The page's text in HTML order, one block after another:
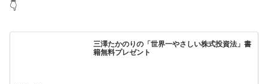
👇
三澤たかのりの「世界一やさしい株式投資法」書
籍無料プレゼント